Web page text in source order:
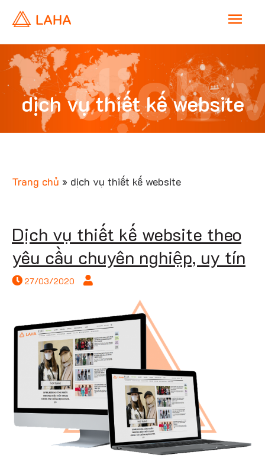
M
a
i
n
u
dịch
thiết
dịch vụ thiết kế website
Trang chủ » dịch vụ thiết kế website
Dịch vụ thiết kế website theo
yêu cầu chuyên nghiệp, uy tín
27/03/2020